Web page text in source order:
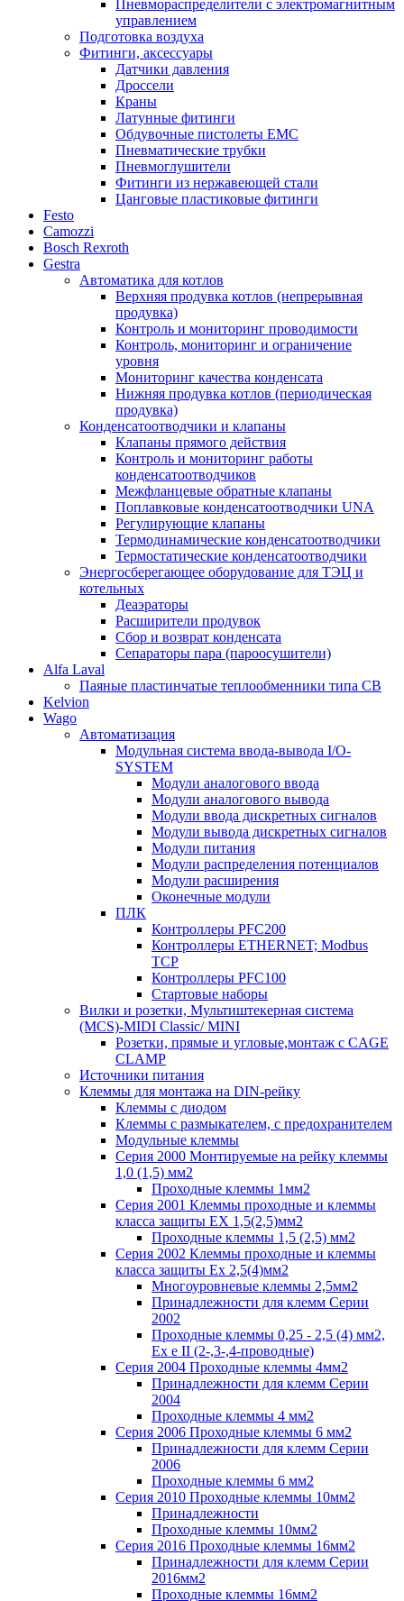
Пневмораспределители с электромагнитным
управлением
Подготовка воздуха
Фитинги, аксессуары
Датчики давления
Дроссели
Краны
Латунные фитинги
Обдувочные пистолеты ЕМС
Пневматические трубки
Пневмоглушители
Фитинги из нержавеющей стали
Цанговые пластиковые фитинги
Festo
Camozzi
Bosch Rexroth
Gestra
Автоматика для котлов
Верхняя продувка котлов (непрерывная
продувка)
Контроль и мониторинг проводимости
Контроль, мониторинг и ограничение
уровня
Мониторинг качества конденсата
Нижняя продувка котлов (периодическая
продувка)
Конденсатоотводчики и клапаны
Клапаны прямого действия
Контроль и мониторинг работы
конденсатоотводчиков
Межфланцевые обратные клапаны
Поплавковые конденсатоотводчики UNA
Регулирующие клапаны
Термодинамические конденсатоотводчики
Термостатические конденсатоотводчики
Энергосберегающее оборудование для ТЭЦ и
котельных
Деаэраторы
Расширители продувок
Сбор и возврат конденсата
Сепараторы пара (пароосушители)
Alfa Laval
Паяные пластинчатые теплообменники типа CB
Kelvion
Wago
Автоматизация
Модульная система ввода-вывода I/O-
SYSTEM
Модули аналогового ввода
Модули аналогового вывода
Модули ввода дискретных сигналов
Модули вывода дискретных сигналов
Модули питания
Модули распределения потенциалов
Модули расширения
Оконечные модули
ПЛК
Контроллеры PFC200
Контроллеры ETHERNET; Modbus
TCP
Контроллеры PFC100
Стартовые наборы
Вилки и розетки, Мультиштекерная система
(MCS)-MIDI Classic/ MINI
Розетки, прямые и угловые,монтаж с CAGE
CLAMP
Источники питания
Клеммы для монтажа на DIN-рейку
Клеммы с диодом
Клеммы с размыкателем, с предохранителем
Модульные клеммы
Серия 2000 Монтируемые на рейку клеммы
1,0 (1,5) мм2
Проходные клеммы 1мм2
Серия 2001 Клеммы проходные и клеммы
класса защиты EX 1,5(2,5)мм2
Проходные клеммы 1,5 (2,5) мм2
Серия 2002 Клеммы проходные и клеммы
класса защиты Ex 2,5(4)мм2
Многоуровневые клеммы 2,5мм2
Принадлежности для клемм Серии
2002
Проходные клеммы 0,25 - 2,5 (4) мм2,
Ex e II (2-,3-,4-проводные)
Серия 2004 Проходные клеммы 4мм2
Принадлежности для клемм Серии
2004
Проходные клеммы 4 мм2
Серия 2006 Проходные клеммы 6 мм2
Принадлежности для клемм Серии
2006
Проходные клеммы 6 мм2
Серия 2010 Проходные клеммы 10мм2
Принадлежности
Проходные клеммы 10мм2
Серия 2016 Проходные клеммы 16мм2
Принадлежности для клемм Серии
2016мм2
Проходные клеммы 16мм2